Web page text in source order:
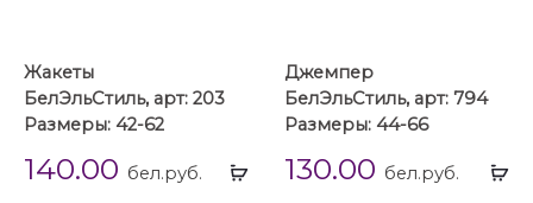
Выбрать
Жакеты
БелЭльСтиль, арт: 203
Размеры: 42-62
140.00 бел.руб.
Джемпер
БелЭльСтиль, арт: 794
Размеры: 44-66
130.00 бел.руб.